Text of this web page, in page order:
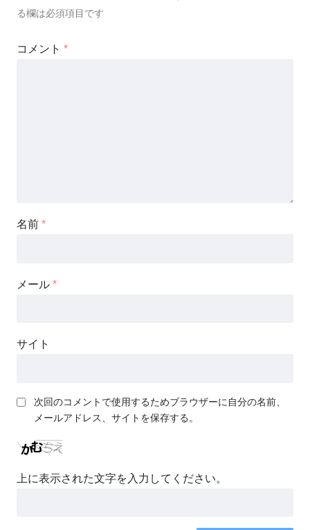
る欄は必須項目です
コメント *
名前 *
メール *
サイト
次回のコメントで使用するためブラウザーに自分の名前、
メールアドレス、サイトを保存する。
上に表示された文字を入力してください。